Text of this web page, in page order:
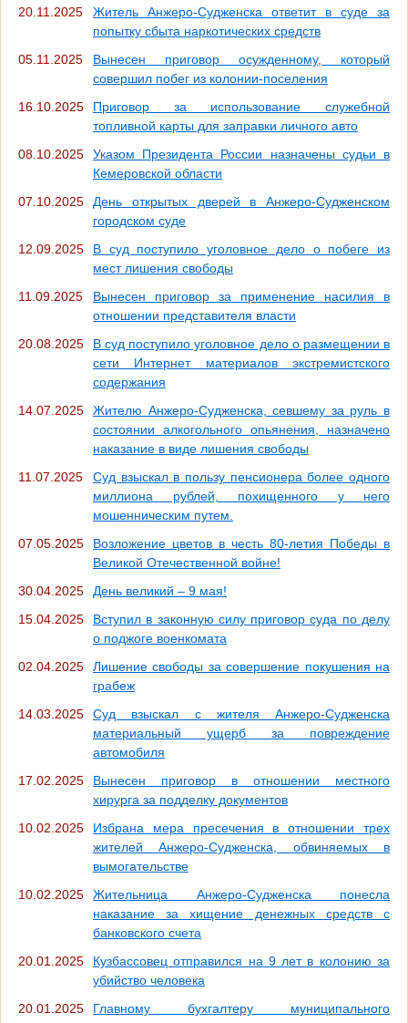
20.11.2025
Житель Анжеро-Судженска ответит в суде за
попытку сбыта наркотических средств
05.11.2025
Вынесен приговор осужденному, который
совершил побег из колонии-поселения
16.10.2025
Приговор за использование служебной
топливной карты для заправки личного авто
08.10.2025
Указом Президента России назначены судьи в
Кемеровской области
07.10.2025
День открытых дверей в Анжеро-Судженском
городском суде
12.09.2025
В суд поступило уголовное дело о побеге из
мест лишения свободы
11.09.2025
Вынесен приговор за применение насилия в
отношении представителя власти
20.08.2025
В суд поступило уголовное дело о размещении в
сети Интернет материалов экстремистского
содержания
14.07.2025
Жителю Анжеро-Судженска, севшему за руль в
состоянии алкогольного опьянения, назначено
наказание в виде лишения свободы
11.07.2025
Суд взыскал в пользу пенсионера более одного
миллиона рублей, похищенного у него
мошенническим путем.
07.05.2025
Возложение цветов в честь 80-летия Победы в
Великой Отечественной войне!
30.04.2025
День великий – 9 мая!
15.04.2025
Вступил в законную силу приговор суда по делу
о поджоге военкомата
02.04.2025
Лишение свободы за совершение покушения на
грабеж
14.03.2025
Суд взыскал с жителя Анжеро-Судженска
материальный ущерб за повреждение
автомобиля
17.02.2025
Вынесен приговор в отношении местного
хирурга за подделку документов
10.02.2025
Избрана мера пресечения в отношении трех
жителей Анжеро-Судженска, обвиняемых в
вымогательстве
10.02.2025
Жительница Анжеро-Судженска понесла
наказание за хищение денежных средств с
банковского счета
20.01.2025
Кузбассовец отправился на 9 лет в колонию за
убийство человека
20.01.2025
Главному бухгалтеру муниципального